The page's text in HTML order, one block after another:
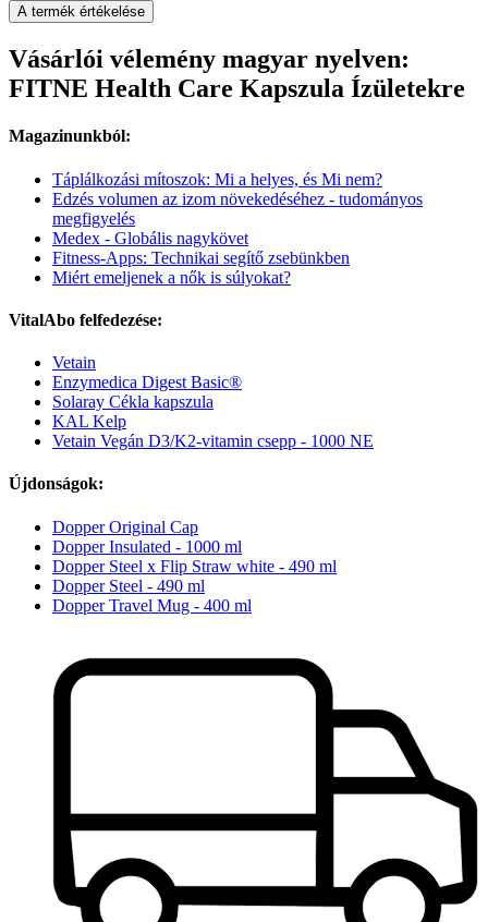
A termék értékelése
Vásárlói vélemény magyar nyelven:
FITNE Health Care Kapszula Ízületekre
Magazinunkból:
Táplálkozási mítoszok: Mi a helyes, és Mi nem?
Edzés volumen az izom növekedéséhez - tudományos
megfigyelés
Medex - Globális nagykövet
Fitness-Apps: Technikai segítő zsebünkben
Miért emeljenek a nők is súlyokat?
VitalAbo felfedezése:
Vetain
Enzymedica Digest Basic®
Solaray Cékla kapszula
KAL Kelp
Vetain Vegán D3/K2-vitamin csepp - 1000 NE
Újdonságok:
Dopper Original Cap
Dopper Insulated - 1000 ml
Dopper Steel x Flip Straw white - 490 ml
Dopper Steel - 490 ml
Dopper Travel Mug - 400 ml